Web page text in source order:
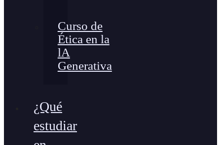
Curso de
Ética en la
lA
Generativa
¿Qué
estudiar